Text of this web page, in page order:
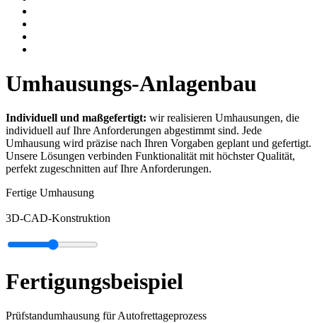
Umhausungs-Anlagenbau
Individuell und maßgefertigt: wir realisieren Umhausungen, die
individuell auf Ihre Anforderungen abgestimmt sind. Jede
Umhausung wird präzise nach Ihren Vorgaben geplant und gefertigt.
Unsere Lösungen verbinden Funktionalität mit höchster Qualität,
perfekt zugeschnitten auf Ihre Anforderungen.
Fertige Umhausung
3D-CAD-Konstruktion
Fertigungsbeispiel
Prüfstandumhausung für Autofrettageprozess